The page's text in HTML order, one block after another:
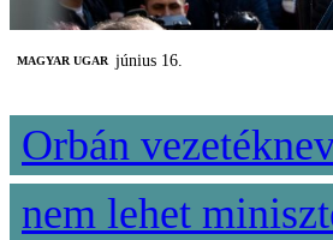
MAGYAR UGAR június 16.
Orbán
nem lehet